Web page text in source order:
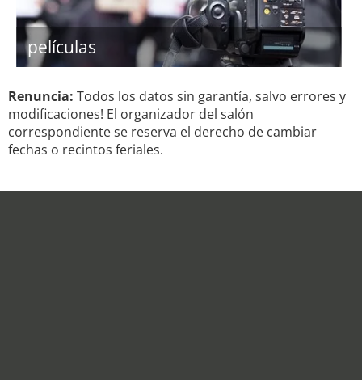
películas
Renuncia: Todos los datos sin garantía, salvo errores y
modificaciones! El organizador del salón
correspondiente se reserva el derecho de cambiar
fechas o recintos feriales.